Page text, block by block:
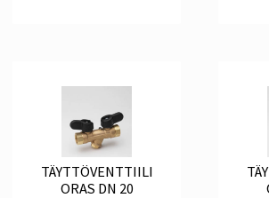
TÄYTTÖVENTTIILI
ORAS DN 20